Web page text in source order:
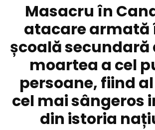
Masacru în
atacare
școală secundară
moartea a cel
persoane, fiind
cel mai sângeros
din istoria